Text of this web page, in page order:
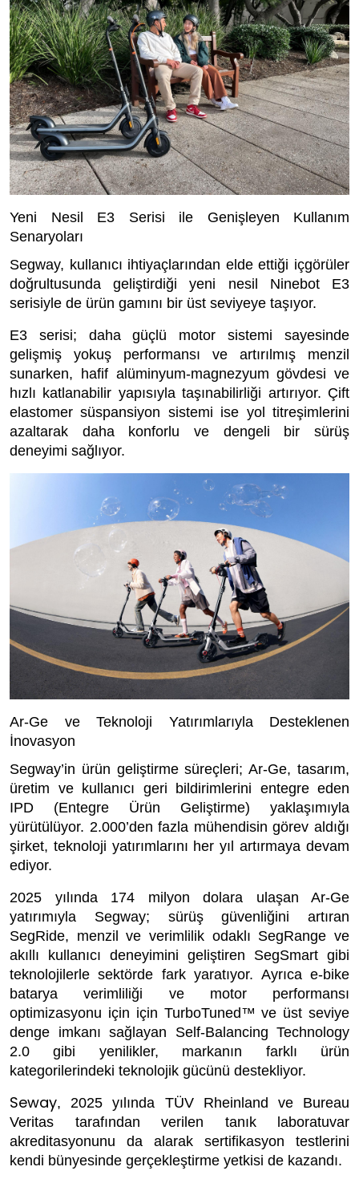
Yeni Nesil E3 Serisi ile Genişleyen Kullanım
Senaryoları
Segway, kullanıcı ihtiyaçlarından elde ettiği içgörüler
doğrultusunda geliştirdiği yeni nesil Ninebot E3
serisiyle de ürün gamını bir üst seviyeye taşıyor.
E3 serisi; daha güçlü motor sistemi sayesinde
gelişmiş yokuş performansı ve artırılmış menzil
sunarken, hafif alüminyum-magnezyum gövdesi ve
hızlı katlanabilir yapısıyla taşınabilirliği artırıyor. Çift
elastomer süspansiyon sistemi ise yol titreşimlerini
azaltarak daha konforlu ve dengeli bir sürüş
deneyimi sağlıyor.
Ar-Ge ve Teknoloji Yatırımlarıyla Desteklenen
İnovasyon
Segway’in ürün geliştirme süreçleri; Ar-Ge, tasarım,
üretim ve kullanıcı geri bildirimlerini entegre eden
IPD (Entegre Ürün Geliştirme) yaklaşımıyla
yürütülüyor. 2.000’den fazla mühendisin görev aldığı
şirket, teknoloji yatırımlarını her yıl artırmaya devam
ediyor.
2025 yılında 174 milyon dolara ulaşan Ar-Ge
yatırımıyla Segway; sürüş güvenliğini artıran
SegRide, menzil ve verimlilik odaklı SegRange ve
akıllı kullanıcı deneyimini geliştiren SegSmart gibi
teknolojilerle sektörde fark yaratıyor. Ayrıca e-bike
batarya verimliliği ve motor performansı
optimizasyonu için için TurboTuned™ ve üst seviye
denge imkanı sağlayan Self-Balancing Technology
2.0 gibi yenilikler, markanın farklı ürün
kategorilerindeki teknolojik gücünü destekliyor.
Seway, 2025 yılında TÜV Rheinland ve Bureau
Veritas tarafından verilen tanık laboratuvar
akreditasyonunu da alarak sertifikasyon testlerini
kendi bünyesinde gerçekleştirme yetkisi de kazandı.